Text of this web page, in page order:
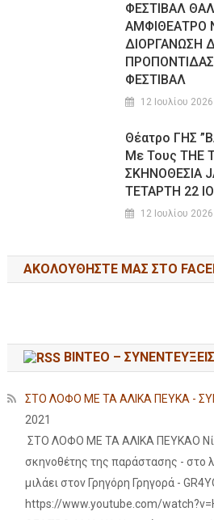
ΦΕΣΤΙΒΑΛ
ΑΜΦΙΘΕΑΤΡΟ
ΔΙΟΡΓΑΝΩΣΗ
ΦΕΣΤΙΒΑΛ
12 Ιουλίου 2026
Θέατρο ΓΗΣ
Με Τους THE
ΣΚΗΝΟΘΕΣΙΑ
ΤΕΤΑΡΤΗ 22
12 Ιουλίου 2026
ΑΚΟΛΟΥΘΉΣΤΕ ΜΑΣ ΣΤΟ
ΒΙΝΤΕΟ – ΣΥΝΕΝΤΕΥΞΕΙΣ
ΣΤΟ ΛΟΦΟ ΜΕ ΤΑ ΑΛΙΚΑ ΠΕΥΚΑ -
2021
ΣΤΟ ΛΟΦΟ ΜΕ ΤΑ ΑΛΙΚΑ ΠΕΥΚΑΟ
σκηνοθέτης της παράστασης - στο
μιλάει στον Γρηγόρη Γρηγορά -
https://www.youtube.com/